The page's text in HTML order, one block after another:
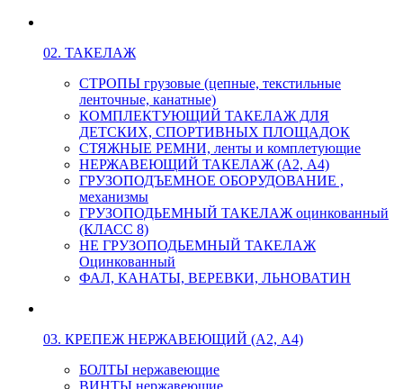
02. ТАКЕЛАЖ
СТРОПЫ грузовые (цепные, текстильные
ленточные, канатные)
КОМПЛЕКТУЮЩИЙ ТАКЕЛАЖ ДЛЯ
ДЕТСКИХ, СПОРТИВНЫХ ПЛОЩАДОК
СТЯЖНЫЕ РЕМНИ, ленты и комплетующие
НЕРЖАВЕЮЩИЙ ТАКЕЛАЖ (А2, А4)
ГРУЗОПОДЪЕМНОЕ ОБОРУДОВАНИЕ ,
механизмы
ГРУЗОПОДЬЕМНЫЙ ТАКЕЛАЖ оцинкованный
(КЛАСС 8)
НЕ ГРУЗОПОДЬЕМНЫЙ ТАКЕЛАЖ
Оцинкованный
ФАЛ, КАНАТЫ, ВЕРЕВКИ, ЛЬНОВАТИН
03. КРЕПЕЖ НЕРЖАВЕЮЩИЙ (А2, А4)
БОЛТЫ нержавеющие
ВИНТЫ нержавеющие